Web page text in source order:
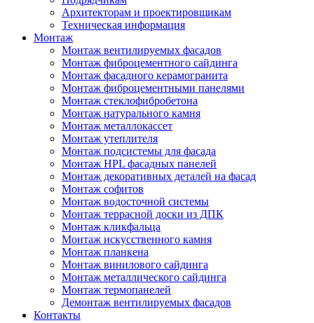
Архитекторам и проектировщикам
Техническая информация
Монтаж
Монтаж вентилируемых фасадов
Монтаж фиброцементного сайдинга
Монтаж фасадного керамогранита
Монтаж фиброцементными панелями
Монтаж стеклофибробетона
Монтаж натурального камня
Монтаж металлокассет
Монтаж утеплителя
Монтаж подсистемы для фасада
Монтаж HPL фасадных панелей
Монтаж декоративных деталей на фасад
Монтаж софитов
Монтаж водосточной системы
Монтаж террасной доски из ДПК
Монтаж кликфальца
Монтаж искусственного камня
Монтаж планкена
Монтаж винилового сайдинга
Монтаж металлического сайдинга
Монтаж термопанелей
Демонтаж вентилируемых фасадов
Контакты